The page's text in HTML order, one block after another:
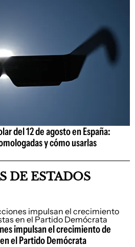
del 12 de agosto en España:
y cómo usarlas
DE ESTADOS
impulsan el crecimiento de
el Partido Demócrata